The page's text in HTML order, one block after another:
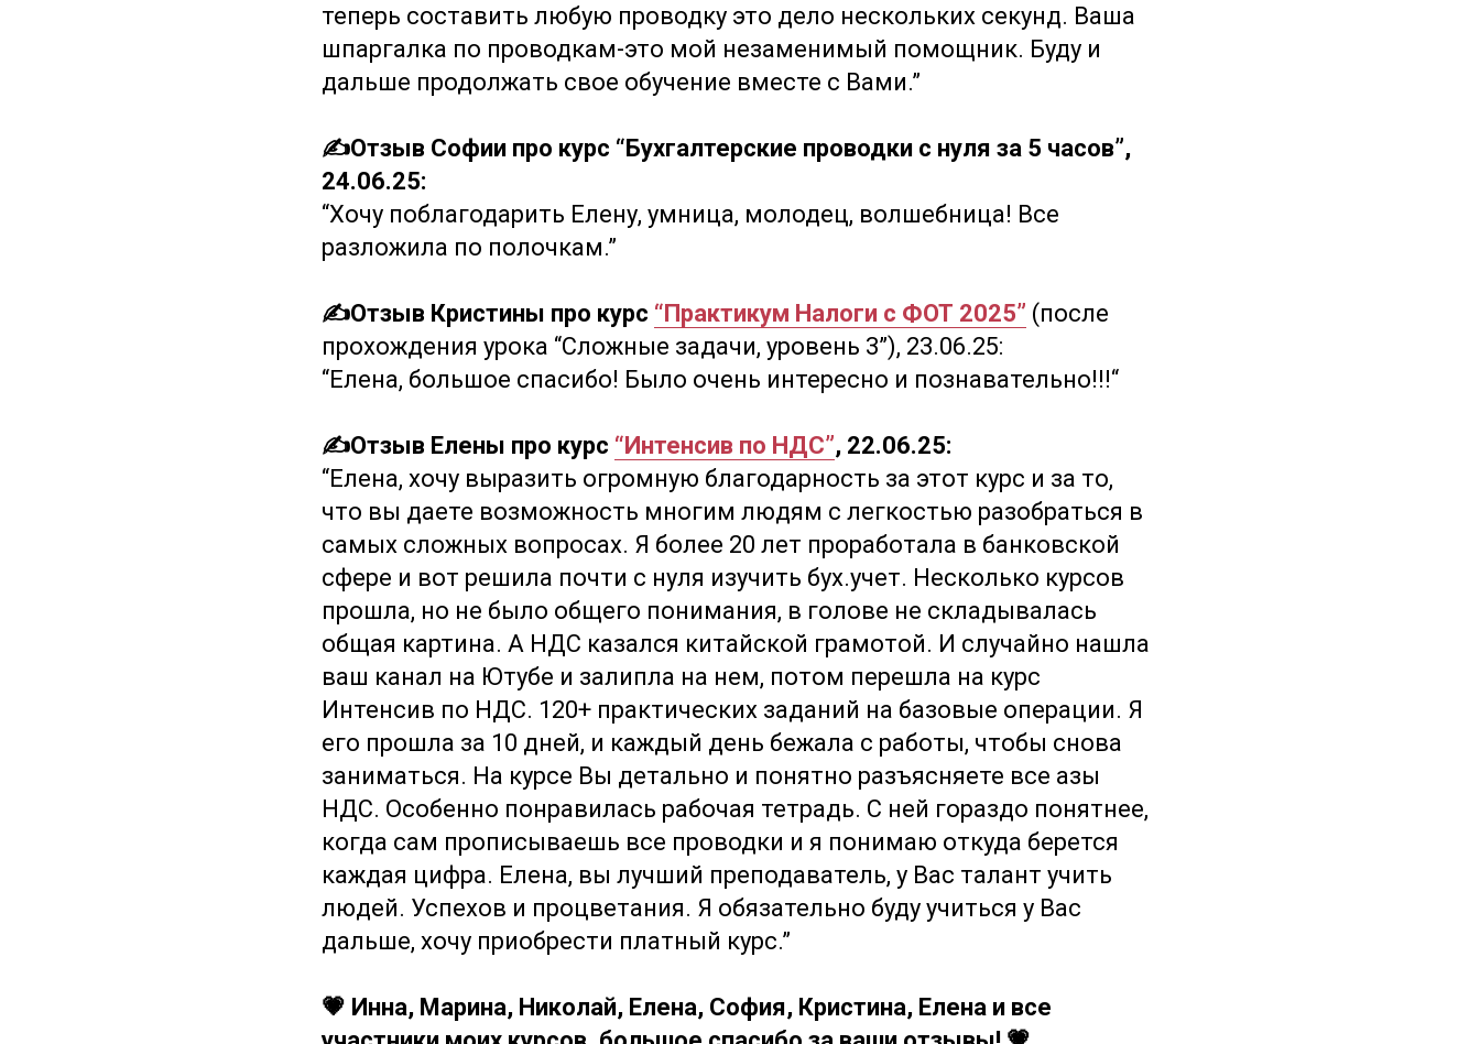
теперь составить любую проводку это дело нескольких секунд. Ваша
шпаргалка по проводкам-это мой незаменимый помощник. Буду и
дальше продолжать свое обучение вместе с Вами.”
✍️Отзыв Софии про курс “Бухгалтерские проводки с нуля за 5 часов”,
24.06.25:
“Хочу поблагодарить Елену, умница, молодец, волшебница! Все
разложила по полочкам.”
✍️Отзыв Кристины про курс “Практикум Налоги с ФОТ 2025” (после
прохождения урока “Сложные задачи, уровень 3”), 23.06.25:
“Елена, большое спасибо! Было очень интересно и познавательно!!!“
✍️Отзыв Елены про курс “Интенсив по НДС”, 22.06.25:
“Елена, хочу выразить огромную благодарность за этот курс и за то,
что вы даете возможность многим людям с легкостью разобраться в
самых сложных вопросах. Я более 20 лет проработала в банковской
сфере и вот решила почти с нуля изучить бух.учет. Несколько курсов
прошла, но не было общего понимания, в голове не складывалась
общая картина. А НДС казался китайской грамотой. И случайно нашла
ваш канал на Ютубе и залипла на нем, потом перешла на курс
Интенсив по НДС. 120+ практических заданий на базовые операции. Я
его прошла за 10 дней, и каждый день бежала с работы, чтобы снова
заниматься. На курсе Вы детально и понятно разъясняете все азы
НДС. Особенно понравилась рабочая тетрадь. С ней гораздо понятнее,
когда сам прописываешь все проводки и я понимаю откуда берется
каждая цифра. Елена, вы лучший преподаватель, у Вас талант учить
людей. Успехов и процветания. Я обязательно буду учиться у Вас
дальше, хочу приобрести платный курс.”
💗 Инна, Марина, Николай, Елена, София, Кристина, Елена и все